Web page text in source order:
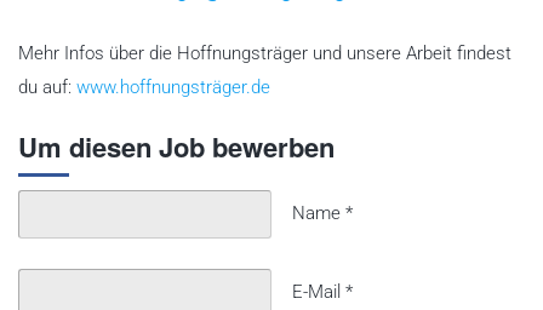
Mehr Infos über die Hoffnungsträger und unsere Arbeit findest
du auf: www.hoffnungsträger.de
Um diesen Job bewerben
Name *
E-Mail *